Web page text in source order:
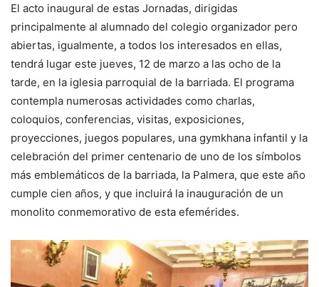
El acto inaugural de estas Jornadas, dirigidas
principalmente al alumnado del colegio organizador pero
abiertas, igualmente, a todos los interesados en ellas,
tendrá lugar este jueves, 12 de marzo a las ocho de la
tarde, en la iglesia parroquial de la barriada. El programa
contempla numerosas actividades como charlas,
coloquios, conferencias, visitas, exposiciones,
proyecciones, juegos populares, una gymkhana infantil y la
celebración del primer centenario de uno de los símbolos
más emblemáticos de la barriada, la Palmera, que este año
cumple cien años, y que incluirá la inauguración de un
monolito conmemorativo de esta efemérides.